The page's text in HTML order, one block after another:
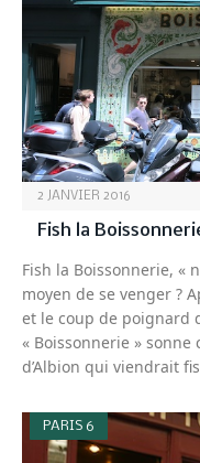
2 JANVIER 2016
Fish la
Fish la Boissonnerie, «
moyen de se venger ?
et le coup de poignard
« Boissonnerie »
d’Albion qui viendrait
PARIS 6